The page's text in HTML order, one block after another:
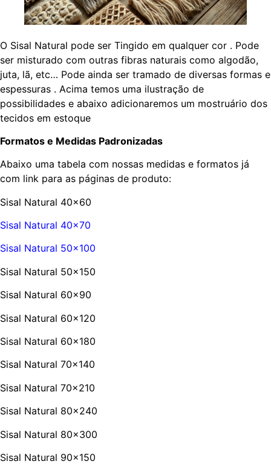
O Sisal Natural pode ser Tingido em qualquer cor . Pode
ser misturado com outras fibras naturais como algodão,
juta, lã, etc… Pode ainda ser tramado de diversas formas e
espessuras . Acima temos uma ilustração de
possibilidades e abaixo adicionaremos um mostruário dos
tecidos em estoque
Formatos e Medidas Padronizadas
Abaixo uma tabela com nossas medidas e formatos já
com link para as páginas de produto:
Sisal Natural 40×60
Sisal Natural 40×70
Sisal Natural 50×100
Sisal Natural 50×150
Sisal Natural 60×90
Sisal Natural 60×120
Sisal Natural 60×180
Sisal Natural 70×140
Sisal Natural 70×210
Sisal Natural 80×240
Sisal Natural 80×300
Sisal Natural 90×150